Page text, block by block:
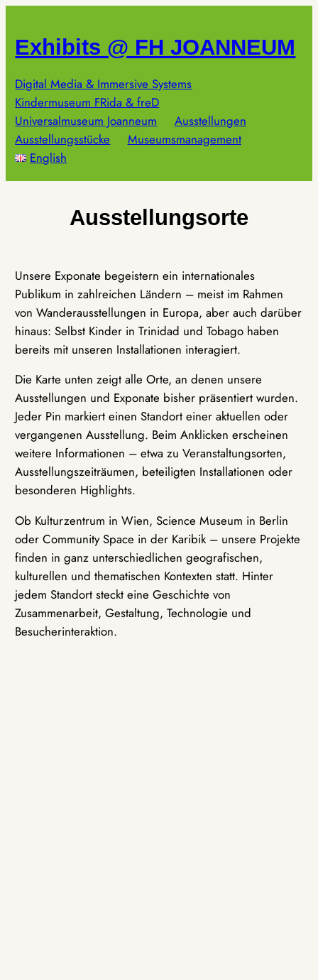
springen
Exhibits @ FH JOANNEUM
Digital Media & Immersive Systems
Kindermuseum FRida & freD
Universalmuseum Joanneum
Ausstellungen
Ausstellungsstücke
Museumsmanagement
English
Ausstellungsorte
Unsere Exponate begeistern ein internationales
Publikum in zahlreichen Ländern – meist im Rahmen
von Wanderausstellungen in Europa, aber auch darüber
hinaus: Selbst Kinder in Trinidad und Tobago haben
bereits mit unseren Installationen interagiert.
Die Karte unten zeigt alle Orte, an denen unsere
Ausstellungen und Exponate bisher präsentiert wurden.
Jeder Pin markiert einen Standort einer aktuellen oder
vergangenen Ausstellung. Beim Anklicken erscheinen
weitere Informationen – etwa zu Veranstaltungsorten,
Ausstellungszeiträumen, beteiligten Installationen oder
besonderen Highlights.
Ob Kulturzentrum in Wien, Science Museum in Berlin
oder Community Space in der Karibik – unsere Projekte
finden in ganz unterschiedlichen geografischen,
kulturellen und thematischen Kontexten statt. Hinter
jedem Standort steckt eine Geschichte von
Zusammenarbeit, Gestaltung, Technologie und
Besucherinteraktion.